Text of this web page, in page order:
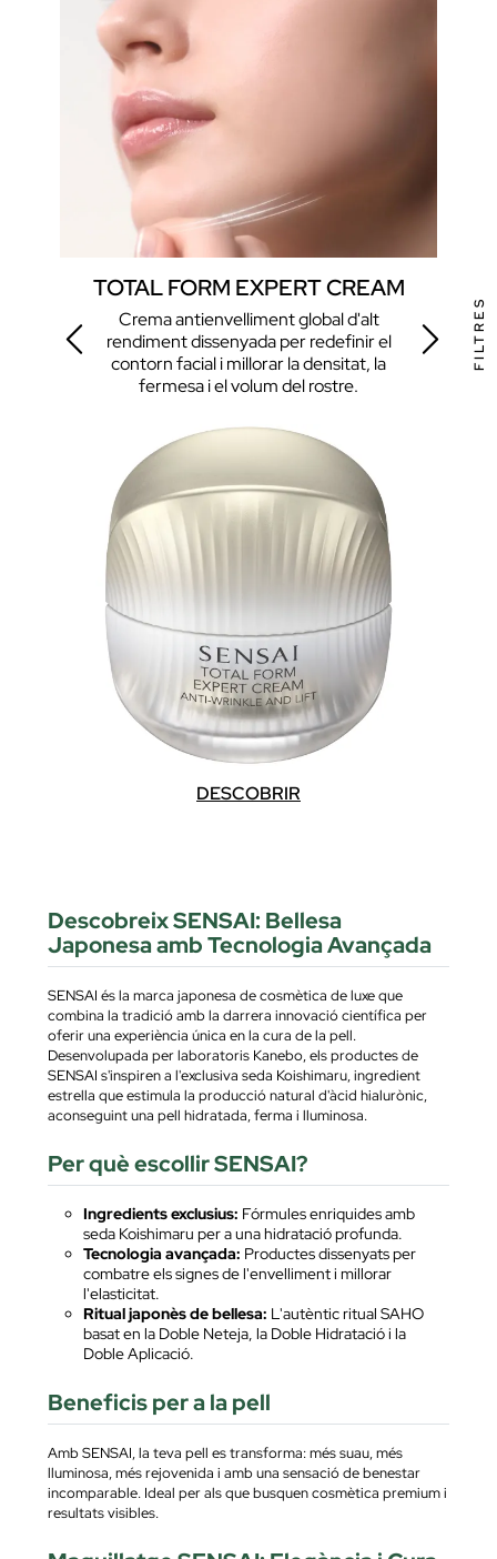
TOTAL FORM EXPERT CREAM
Crema antienvelliment global d'alt
rendiment dissenyada per redefinir el
contorn facial i millorar la densitat, la
fermesa i el volum del rostre.
DESCOBRIR
Descobreix SENSAI: Bellesa
Japonesa amb Tecnologia Avançada
SENSAI és la marca japonesa de cosmètica de luxe que
combina la tradició amb la darrera innovació científica per
oferir una experiència única en la cura de la pell.
Desenvolupada per laboratoris Kanebo, els productes de
SENSAI s'inspiren a l'exclusiva seda Koishimaru, ingredient
estrella que estimula la producció natural d'àcid hialurònic,
aconseguint una pell hidratada, ferma i lluminosa.
Per què escollir SENSAI?
Ingredients exclusius: Fórmules enriquides amb
seda Koishimaru per a una hidratació profunda.
Tecnologia avançada: Productes dissenyats per
combatre els signes de l'envelliment i millorar
l'elasticitat.
Ritual japonès de bellesa: L'autèntic ritual SAHO
basat en la Doble Neteja, la Doble Hidratació i la
Doble Aplicació.
Beneficis per a la pell
Amb SENSAI, la teva pell es transforma: més suau, més
lluminosa, més rejovenida i amb una sensació de benestar
incomparable. Ideal per als que busquen cosmètica premium i
resultats visibles.
FILTRES